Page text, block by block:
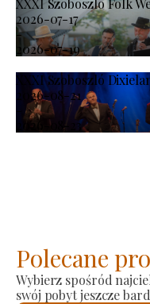
2026-07-17
-
2026-07-19
XXXI Szoboszló
2026-08-21
-
2026-08-23
Polecane
Wybierz spośród
swój pobyt jeszcze